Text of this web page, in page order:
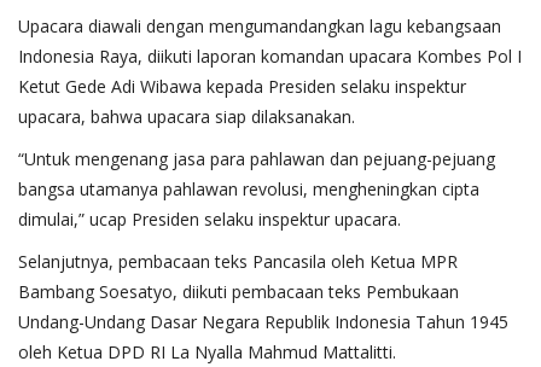
Upacara diawali dengan mengumandangkan lagu kebangsaan
Indonesia Raya, diikuti laporan komandan upacara Kombes Pol I
Ketut Gede Adi Wibawa kepada Presiden selaku inspektur
upacara, bahwa upacara siap dilaksanakan.
“Untuk mengenang jasa para pahlawan dan pejuang-pejuang
bangsa utamanya pahlawan revolusi, mengheningkan cipta
dimulai,” ucap Presiden selaku inspektur upacara.
Selanjutnya, pembacaan teks Pancasila oleh Ketua MPR
Bambang Soesatyo, diikuti pembacaan teks Pembukaan
Undang-Undang Dasar Negara Republik Indonesia Tahun 1945
oleh Ketua DPD RI La Nyalla Mahmud Mattalitti.